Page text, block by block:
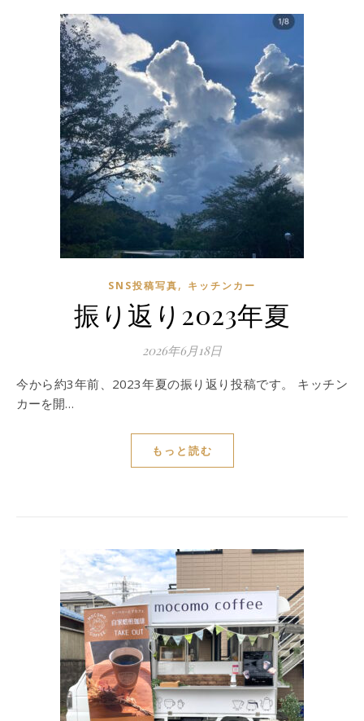
SNS投稿写真, キッチンカー
振り返り2023年夏
2026年6月18日
今から約3年前、2023年夏の振り返り投稿です。 キッチン
カーを開…
もっと読む